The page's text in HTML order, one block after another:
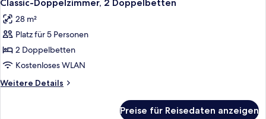
Fotos
für
Classic-
Doppelzimmer,
2 Doppelbetten
anzeigen
Classic-Doppelzimmer, 2 Doppelbetten
28 m²
Platz für 5 Personen
2 Doppelbetten
Kostenloses WLAN
Weitere Details
Weitere
Preise für Reisedaten anzeigen